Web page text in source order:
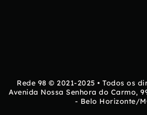
Rede 98 © 2021-2025 • Todos os
Avenida Nossa Senhora do Carmo,
- Belo Horizonte/